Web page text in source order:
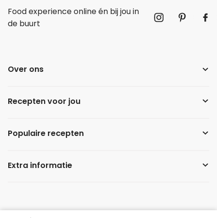
Food experience online én bij jou in
de buurt
Over ons
Recepten voor jou
Populaire recepten
Extra informatie